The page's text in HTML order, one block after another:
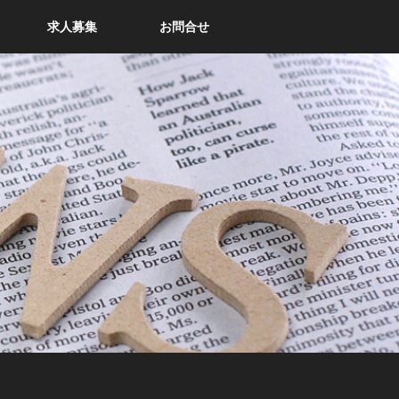
求人募集 お問合せ